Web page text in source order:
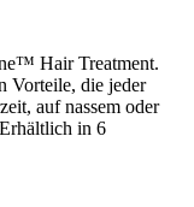
Hair Treatment.
Vorteile, die jeder
auf nassem oder
in 6